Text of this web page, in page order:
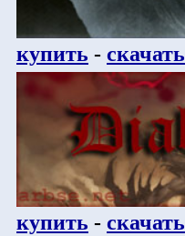
купить - скачать
купить - скачать